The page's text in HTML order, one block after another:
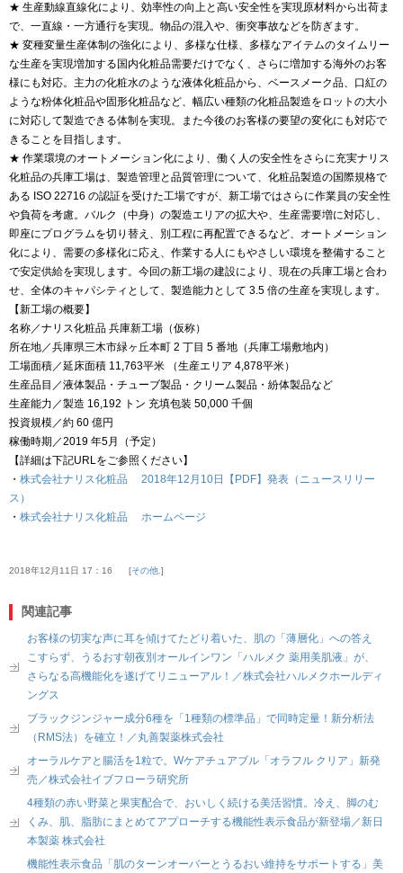
★ 生産動線直線化により、効率性の向上と高い安全性を実現原材料から出荷ま
で、一直線・一方通行を実現。物品の混入や、衝突事故などを防ぎます。
★ 変種変量生産体制の強化により、多様な仕様、多様なアイテムのタイムリー
な生産を実現増加する国内化粧品需要だけでなく、さらに増加する海外のお客
様にも対応。主力の化粧水のような液体化粧品から、ベースメーク品、口紅の
ような粉体化粧品や固形化粧品など、幅広い種類の化粧品製造をロットの大小
に対応して製造できる体制を実現。また今後のお客様の要望の変化にも対応で
きることを目指します。
★ 作業環境のオートメーション化により、働く人の安全性をさらに充実ナリス
化粧品の兵庫工場は、製造管理と品質管理について、化粧品製造の国際規格で
ある ISO 22716 の認証を受けた工場ですが、新工場ではさらに作業員の安全性
や負荷を考慮。バルク（中身）の製造エリアの拡大や、生産需要増に対応し、
即座にプログラムを切り替え、別工程に再配置できるなど、オートメーション
化により、需要の多様化に応え、作業する人にもやさしい環境を整備すること
で安定供給を実現します。今回の新工場の建設により、現在の兵庫工場と合わ
せ、全体のキャパシティとして、製造能力として 3.5 倍の生産を実現します。
【新工場の概要】
名称／ナリス化粧品 兵庫新工場（仮称）
所在地／兵庫県三木市緑ヶ丘本町 2 丁目 5 番地（兵庫工場敷地内）
工場面積／延床面積 11,763平米 （生産エリア 4,878平米）
生産品目／液体製品・チューブ製品・クリーム製品・紛体製品など
生産能力／製造 16,192 トン 充填包装 50,000 千個
投資規模／約 60 億円
稼働時期／2019 年5月（予定）
【詳細は下記URLをご参照ください】
・ 株式会社ナリス化粧品 2018年12月10日【PDF】発表（ニュースリリー
ス）
・ 株式会社ナリス化粧品 ホームページ
2018年12月11日 17：16 その他.
関連記事
お客様の切実な声に耳を傾けてたどり着いた、肌の「薄層化」への答え
こすらず、うるおす朝夜別オールインワン「ハルメク 薬用美肌液」が、
さらなる高機能化を遂げてリニューアル！／株式会社ハルメクホールディ
ングス
ブラックジンジャー成分6種を「1種類の標準品」で同時定量！新分析法
（RMS法）を確立！／丸善製薬株式会社
オーラルケアと腸活を1粒で。Wケアチュアブル「オラフル クリア」新発
売／株式会社イブフローラ研究所
4種類の赤い野菜と果実配合で、おいしく続ける美活習慣。冷え、脚のむ
くみ、肌、脂肪にまとめてアプローチする機能性表示食品が新登場／新日
本製薬 株式会社
機能性表示食品「肌のターンオーバーとうるおい維持をサポートする」美